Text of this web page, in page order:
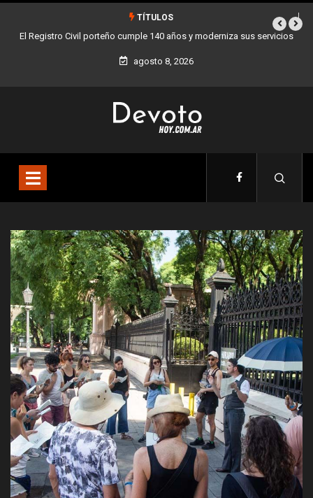
TÍTULOS
sus servicios Buenos Aires sumó 12 nuevos Bares Notables y ya son
la Ciudad
agosto 8, 2026